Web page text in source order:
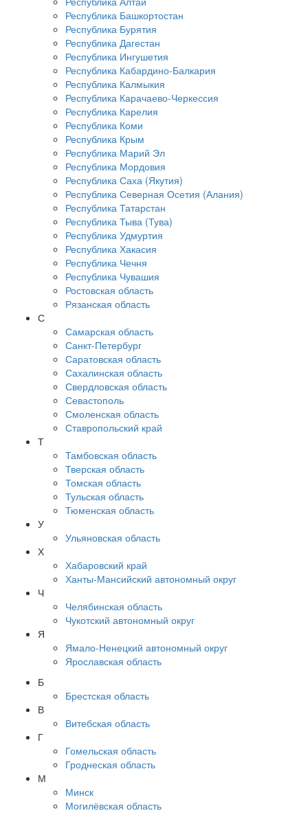
Республика Башкортостан
Республика Бурятия
Республика Дагестан
Республика Ингушетия
Республика Кабардино-Балкария
Республика Калмыкия
Республика Карачаево-Черкессия
Республика Карелия
Республика Коми
Республика Крым
Республика Марий Эл
Республика Мордовия
Республика Саха (Якутия)
Республика Северная Осетия (Алания)
Республика Татарстан
Республика Тыва (Тува)
Республика Удмуртия
Республика Хакасия
Республика Чечня
Республика Чувашия
Ростовская область
Рязанская область
С
Самарская область
Санкт-Петербург
Саратовская область
Сахалинская область
Свердловская область
Севастополь
Смоленская область
Ставропольский край
Т
Тамбовская область
Тверская область
Томская область
Тульская область
Тюменская область
У
Ульяновская область
Х
Хабаровский край
Ханты-Мансийский автономный округ
Ч
Челябинская область
Чукотский автономный округ
Я
Ямало-Ненецкий автономный округ
Ярославская область
Б
Брестская область
В
Витебская область
Г
Гомельская область
Гроднеская область
М
Минск
Могилёвская область